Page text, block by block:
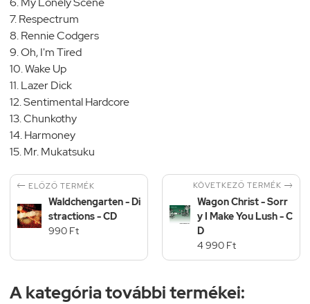
7. Respectrum
8. Rennie Codgers
9. Oh, I'm Tired
10. Wake Up
11. Lazer Dick
12. Sentimental Hardcore
13. Chunkothy
14. Harmoney
15. Mr. Mukatsuku
 ELŐZŐ TERMÉK
Waldchengarten - Di
stractions - CD
990 Ft
KÖVETKEZŐ TERMÉK 
Wagon Christ - Sorr
y I Make You Lush - C
D
4 990 Ft
A kategória további termékei: